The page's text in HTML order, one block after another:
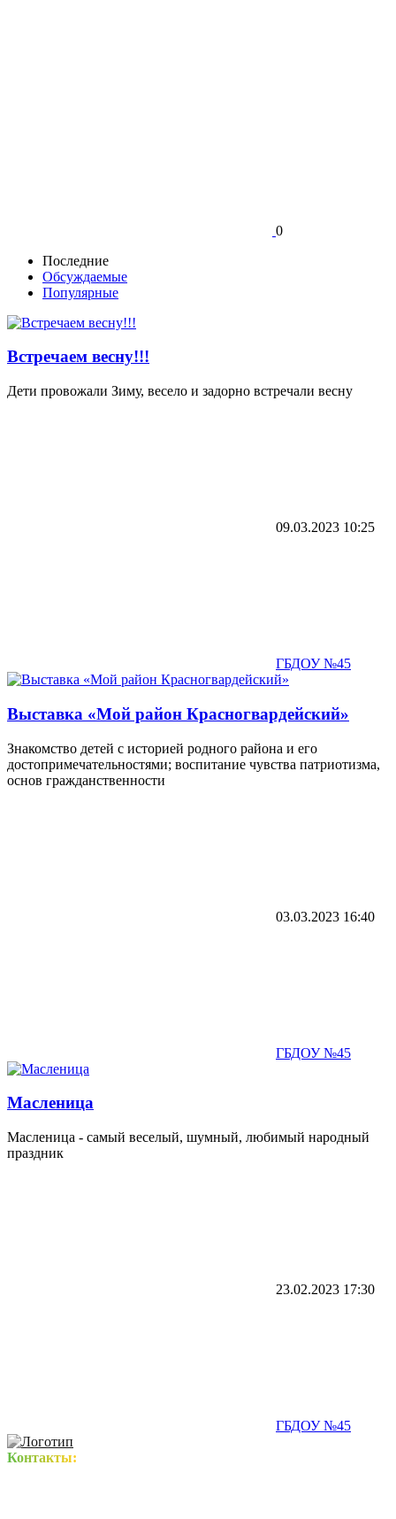
0
Последние
Обсуждаемые
Популярные
Встречаем весну!!!
Дети провожали Зиму, весело и задорно встречали весну
09.03.2023 10:25
ГБДОУ №45
Выставка «Мой район Красногвардейский»
Знакомство детей с историей родного района и его
достопримечательностями; воспитание чувства патриотизма,
основ гражданственности
03.03.2023 16:40
ГБДОУ №45
Масленица
Масленица - самый веселый, шумный, любимый народный
праздник
23.02.2023 17:30
ГБДОУ №45
Контакты: